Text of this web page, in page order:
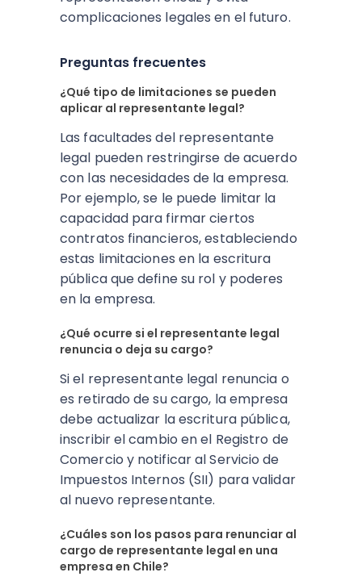
complicaciones legales en el futuro.
Preguntas frecuentes
¿Qué tipo de limitaciones se pueden
aplicar al representante legal?
Las facultades del representante
legal pueden restringirse de acuerdo
con las necesidades de la empresa.
Por ejemplo, se le puede limitar la
capacidad para firmar ciertos
contratos financieros, estableciendo
estas limitaciones en la escritura
pública que define su rol y poderes
en la empresa.
¿Qué ocurre si el representante legal
renuncia o deja su cargo?
Si el representante legal renuncia o
es retirado de su cargo, la empresa
debe actualizar la escritura pública,
inscribir el cambio en el Registro de
Comercio y notificar al Servicio de
Impuestos Internos (SII) para validar
al nuevo representante.
¿Cuáles son los pasos para renunciar al
cargo de representante legal en una
empresa en Chile?